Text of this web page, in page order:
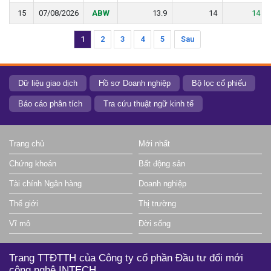
15 07/08/2026 ABW 13.9 14 14
15 07/08/2026 ABW 13.9 14 14
1 2 3 4 5 Sau
Dữ liệu giao dịch Hồ sơ Doanh nghiệp Bộ lọc cổ phiếu
Báo cáo phân tích Tra cứu thuật ngữ kinh tế
Trang chủ Mới nhất
Chứng khoán Bất động sản
Tài chính Ngân hàng Doanh nghiệp
Thế giới Thị trường
Vĩ mô Đời sống
Trang TTĐTTH của Công ty cổ phần Đầu tư đổi mới